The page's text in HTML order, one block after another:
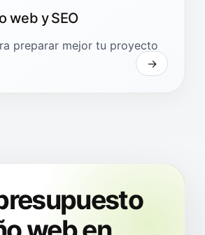
web y SEO
preparar mejor tu proyecto